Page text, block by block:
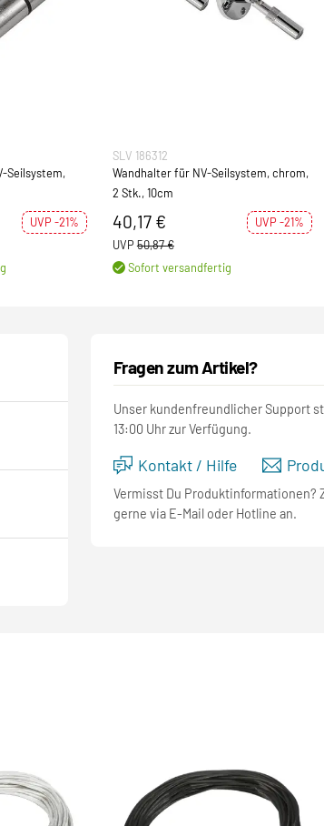
Seilsystem,
UVP -21%
SLV 186312
Wandhalter für NV-Seilsystem, chrom,
2 Stk., 10cm
40,17 €
UVP -21%
UVP 50,87 €
Sofort versandfertig
Fragen zum Artikel?
Unser kundenfreundlicher Support
13:00 Uhr zur Verfügung.
Kontakt / Hilfe
Vermisst Du Produktinformationen?
gerne via E-Mail oder Hotline an.